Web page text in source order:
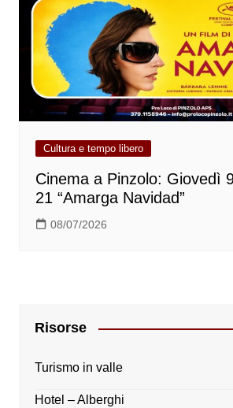
Cultura e tempo libero
Cinema a Pinzolo: Giovedì
21 “Amarga Navidad”
08/07/2026
Risorse
Turismo in valle
Hotel – Alberghi